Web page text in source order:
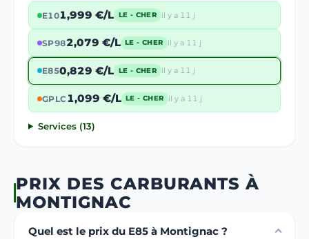
E101,999 €/L LE - CHER il y a 11 j
SP982,079 €/L LE - CHER il y a 11 j
E850,829 €/L LE - CHER il y a 11 j
GPLC1,099 €/L LE - CHER il y a 11 j
Services (13)
PRIX DES CARBURANTS À
MONTIGNAC
Quel est le prix du E85 à Montignac ?